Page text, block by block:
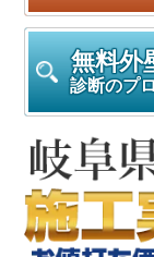
無料外
診断のプ